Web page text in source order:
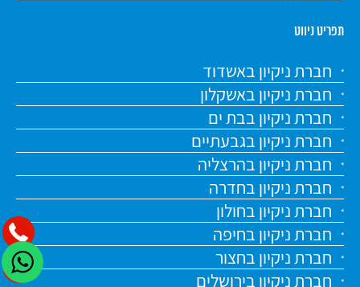
תפריט ניווט
חברת ניקיון באשדוד
חברת ניקיון באשקלון
חברת ניקיון בבת ים
חברת ניקיון בגבעתיים
חברת ניקיון בהרצליה
חברת ניקיון בחדרה
חברת ניקיון בחולון
חברת ניקיון בחיפה
חברת ניקיון בחצור
חברת ניקיון בירושלים